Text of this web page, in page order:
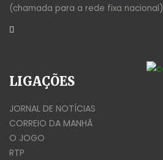
(chamada para a rede fixa nacional)
LIGAÇÕES
JORNAL DE NOTÍCIAS
CORREIO DA MANHÃ
O JOGO
RTP